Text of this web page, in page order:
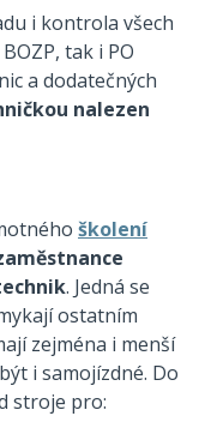
i kontrola všech
tak i PO
a dodatečných
nalezen
školení
. Jedná se
ostatním
zejména i menší
i samojízdné. Do
stroje pro: